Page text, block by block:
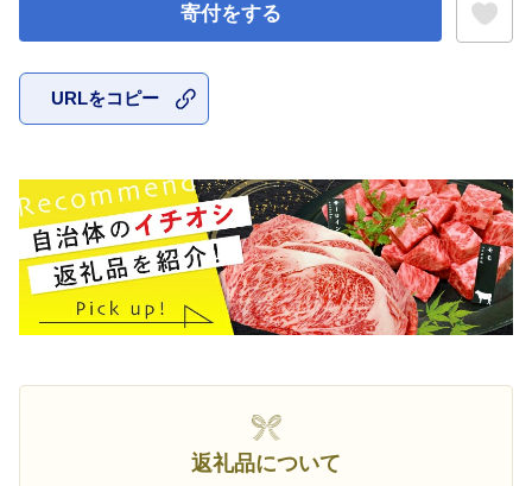
寄付をする
URLをコピー
返礼品について